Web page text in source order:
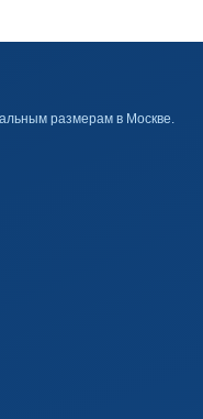
размерам в Москве.